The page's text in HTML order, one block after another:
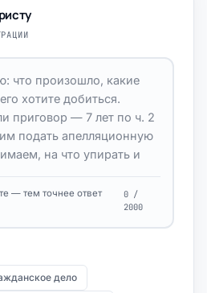
— тем точнее ответ
0 /
2000
дело